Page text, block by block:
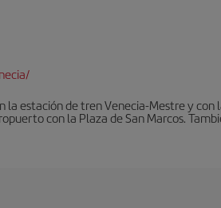
estación de tren Venecia-Mestre y
con la Plaza de San Marcos.